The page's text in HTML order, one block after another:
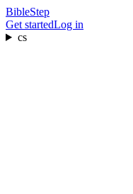
BibleStep
Get startedLog in
cs